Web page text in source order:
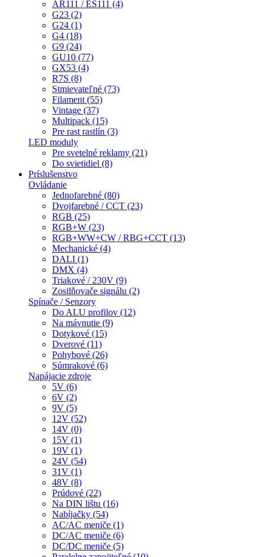
AR111 / ES111 (4)
G23 (2)
G24 (1)
G4 (18)
G9 (24)
GU10 (77)
GX53 (4)
R7S (8)
Stmievateľné (73)
Filament (55)
Vintage (37)
Multipack (15)
Pre rast rastlín (3)
LED moduly
Pre svetelné reklamy (21)
Do svietidiel (8)
Príslušenstvo
Ovládanie
Jednofarebné (80)
Dvojfarebné / CCT (23)
RGB (25)
RGB+W (23)
RGB+WW+CW / RBG+CCT (13)
Mechanické (4)
DALI (1)
DMX (4)
Triakové / 230V (9)
Zosilňovače signálu (2)
Spínače / Senzory
Do ALU profilov (12)
Na mávnutie (9)
Dotykové (15)
Dverové (11)
Pohybové (26)
Súmrakové (6)
Napájacie zdroje
5V (6)
6V (2)
9V (5)
12V (52)
14V (0)
15V (1)
19V (1)
24V (54)
31V (1)
48V (8)
Prúdové (22)
Na DIN lištu (16)
Nabíjačky (54)
AC/AC meniče (1)
DC/AC meniče (6)
DC/DC meniče (5)